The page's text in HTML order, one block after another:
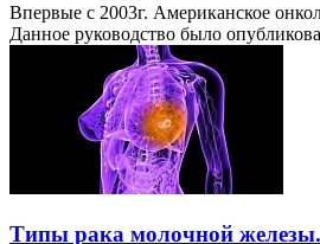
Впервые с 2003г. Американское
Данное руководство было
Типы рака молочной